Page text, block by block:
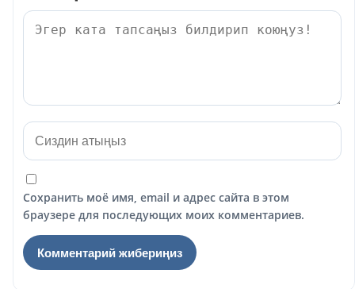
Сохранить моё имя, email и адрес сайта в этом
браузере для последующих моих комментариев.